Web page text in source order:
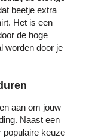
beetje extra
Het is een
de hoge
worden door je
aan om jouw
Naast een
populaire keuze